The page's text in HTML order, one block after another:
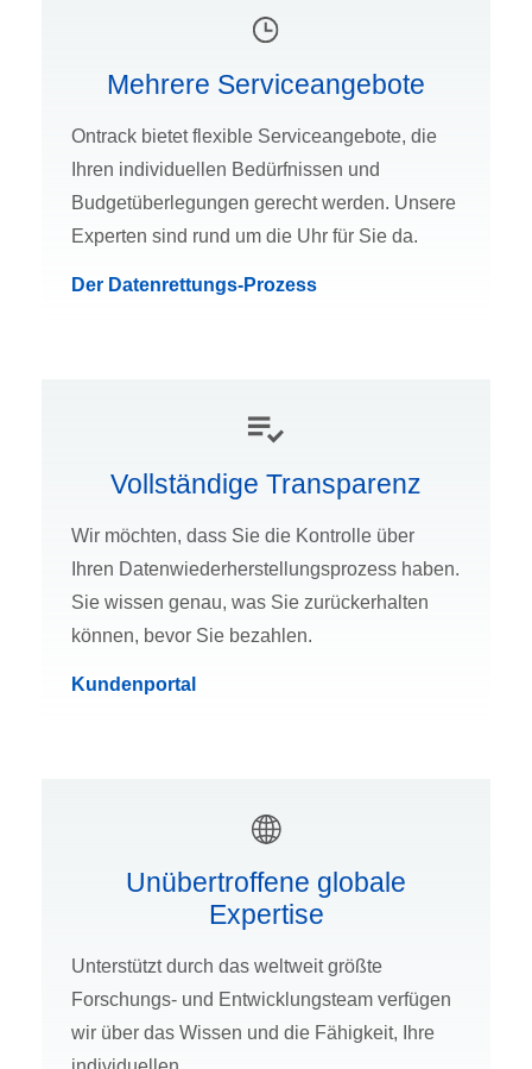
Mehrere Serviceangebote
Ontrack bietet flexible Serviceangebote, die
Ihren individuellen Bedürfnissen und
Budgetüberlegungen gerecht werden. Unsere
Experten sind rund um die Uhr für Sie da.
Der Datenrettungs-Prozess
Vollständige Transparenz
Wir möchten, dass Sie die Kontrolle über
Ihren Datenwiederherstellungsprozess haben.
Sie wissen genau, was Sie zurückerhalten
können, bevor Sie bezahlen.
Kundenportal
Unübertroffene globale
Expertise
Unterstützt durch das weltweit größte
Forschungs- und Entwicklungsteam verfügen
wir über das Wissen und die Fähigkeit, Ihre